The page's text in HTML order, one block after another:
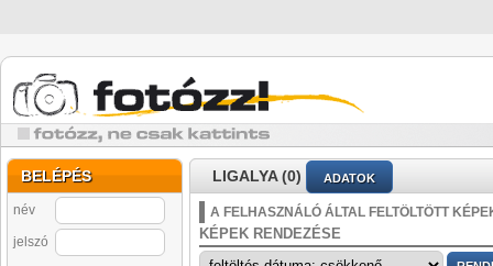
BELÉPÉS
név
jelszó
LIGALYA (0) ADATOK
A FELHASZNÁLÓ ÁLTAL FELTÖLTÖTT
KÉPEK RENDEZÉSE